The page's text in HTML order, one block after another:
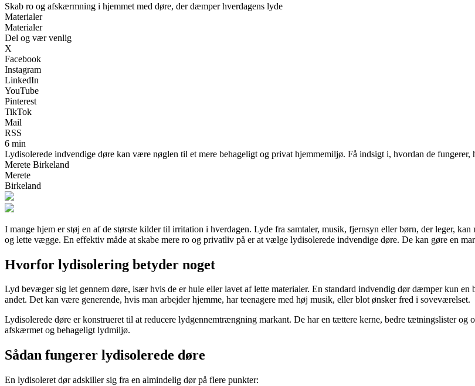
Skab ro og afskærmning i hjemmet med døre, der dæmper hverdagens lyde
Materialer
Materialer
Del og vær venlig
X
Facebook
Instagram
LinkedIn
YouTube
Pinterest
TikTok
Mail
RSS
6 min
Lydisolerede indvendige døre kan være nøglen til et mere behageligt og privat hjemmemiljø. Få indsigt i, hvordan de
Merete Birkeland
Merete
Birkeland
I mange hjem er støj en af de største kilder til irritation i hverdagen. Lyde fra samtaler, musik, fjernsyn eller børn, der leger,
og lette vægge. En effektiv måde at skabe mere ro og privatliv på er at vælge lydisolerede indvendige døre. De kan gøre en
Hvorfor lydisolering betyder noget
Lyd bevæger sig let gennem døre, især hvis de er hule eller lavet af lette materialer. En standard indvendig dør dæmper kun
andet. Det kan være generende, hvis man arbejder hjemme, har teenagere med høj musik, eller blot ønsker fred i soveværelset.
Lydisolerede døre er konstrueret til at reducere lydgennemtrængning markant. De har en tættere kerne, bedre tætningslister og
afskærmet og behageligt lydmiljø.
Sådan fungerer lydisolerede døre
En lydisoleret dør adskiller sig fra en almindelig dør på flere punkter: